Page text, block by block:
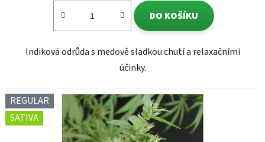
DO KOŠÍKU
Indiková odrůda s medově sladkou chutí a relaxačními
účinky.
REGULAR
SATIVA